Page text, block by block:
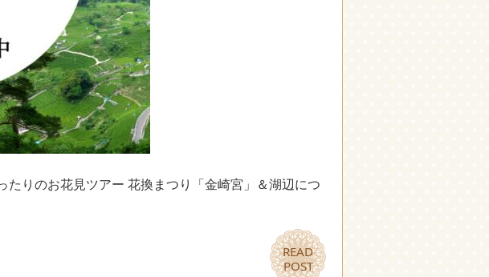
りのお花見ツアー 花換まつり「金崎宮」＆湖辺につ
READ
POST
READ
POST